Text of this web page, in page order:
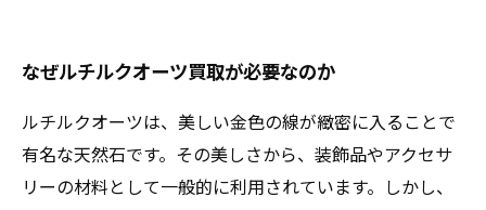
なぜルチルクオーツ買取が必要なのか
ルチルクオーツは、美しい金色の線が緻密に入ることで
有名な天然石です。その美しさから、装飾品やアクセサ
リーの材料として一般的に利用されています。しかし、